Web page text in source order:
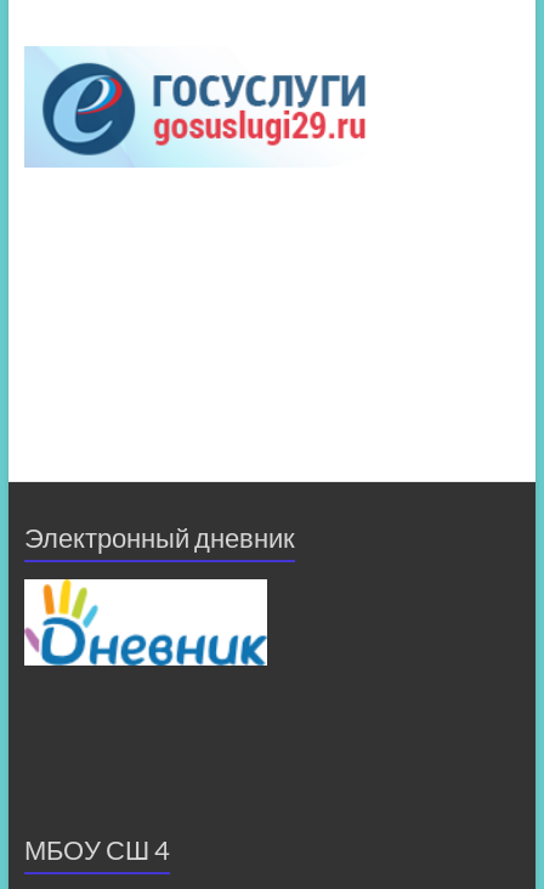
Электронный дневник
МБОУ СШ 4